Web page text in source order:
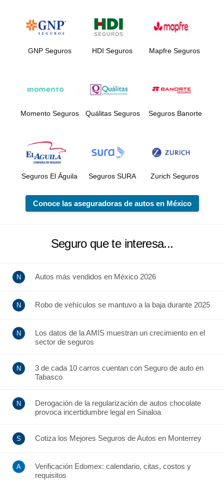
GNP Seguros HDI Seguros Mapfre Seguros
Momento Seguros Quálitas Seguros Seguros Banorte
Seguros El Águila Seguros SURA Zurich Seguros
Conoce las aseguradoras de autos en México
Seguro que te interesa...
Autos más vendidos en México 2026
Robo de vehículos se mantuvo a la baja durante 2025
Los datos de la AMIS muestran un crecimiento en el
sector de seguros
3 de cada 10 carros cuentan con Seguro de auto en
Tabasco
Derogación de la regularización de autos chocolate
provoca incertidumbre legal en Sinaloa
Cotiza los Mejores Seguros de Autos en Monterrey
Verificación Edomex: calendario, citas, costos y
requisitos